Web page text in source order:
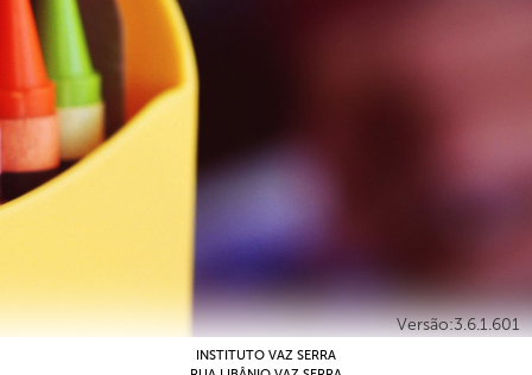
Versão:3.6.1.601
INSTITUTO VAZ SERRA